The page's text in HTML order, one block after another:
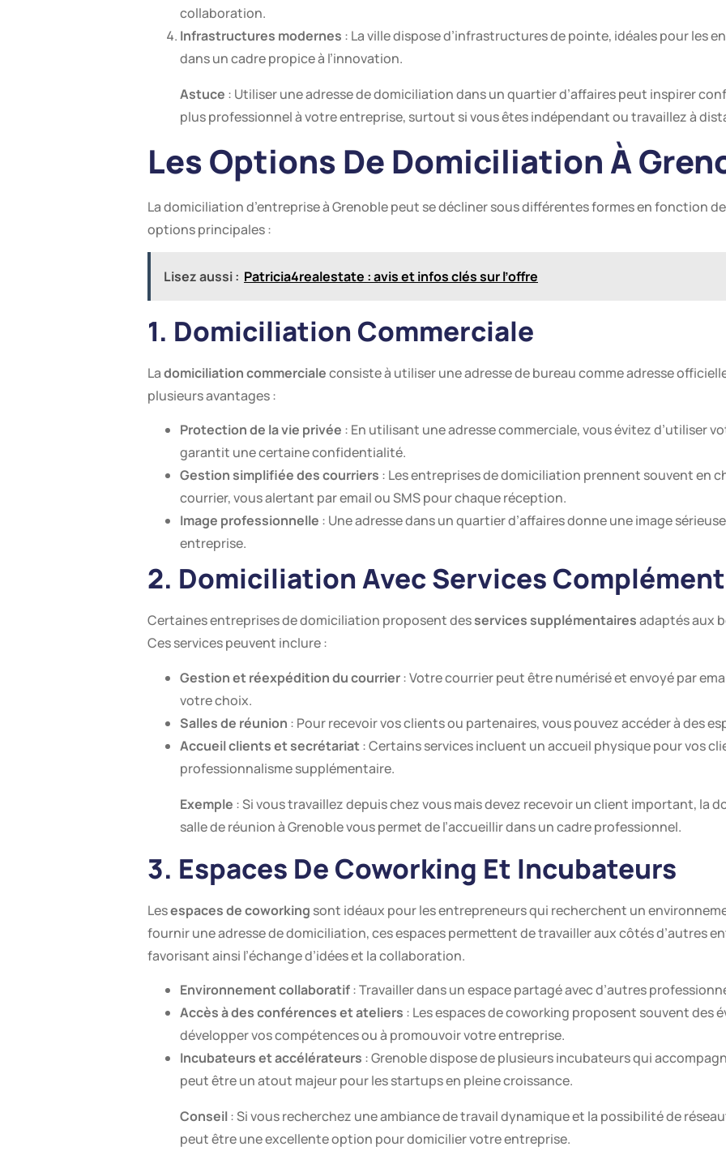
collaboration.
Infrastructures modernes : La ville dispose d’infrastructures de pointe, idéales pour les
dans un cadre propice à l’innovation.
Astuce : Utiliser une adresse de domiciliation dans un quartier d’affaires peut inspirer
plus professionnel à votre entreprise, surtout si vous êtes indépendant ou travaillez à
Les Options De Domiciliation À
La domiciliation d’entreprise à Grenoble peut se décliner sous différentes formes en fonction
options principales :
Lisez aussi : Patricia4realestate : avis et infos clés sur l’offre
1. Domiciliation Commerciale
Ladomiciliation commercialeconsiste à utiliser une adresse de bureau comme adresse
plusieurs avantages :
Protection de la vie privée : En utilisant une adresse commerciale, vous évitez d’utiliser
garantit une certaine confidentialité.
Gestion simplifiée des courriers : Les entreprises de domiciliation prennent souvent en
courrier, vous alertant par email ou SMS pour chaque réception.
Image professionnelle : Une adresse dans un quartier d’affaires donne une image
entreprise.
2. Domiciliation Avec Services
Certaines entreprises de domiciliation proposent desservices supplémentairesadaptés aux
Ces services peuvent inclure :
Gestion et réexpédition du courrier: Votre courrier peut être numérisé et envoyé par
votre choix.
Salles de réunion : Pour recevoir vos clients ou partenaires, vous pouvez accéder à des
Accueil clients et secrétariat: Certains services incluent un accueil physique pour vos
professionnalisme supplémentaire.
Exemple : Si vous travaillez depuis chez vous mais devez recevoir un client important, la
salle de réunion à Grenoble vous permet de l’accueillir dans un cadre professionnel.
3. Espaces De Coworking Et Incubateurs
Lesespaces de coworking sont idéaux pour les entrepreneurs qui recherchent un
fournir une adresse de domiciliation, ces espaces permettent de travailler aux côtés d’autres
favorisant ainsi l’échange d’idées et la collaboration.
Environnement collaboratif: Travailler dans un espace partagé avec d’autres
Accès à des conférences et ateliers : Les espaces de coworking proposent souvent des
développer vos compétences ou à promouvoir votre entreprise.
Incubateurs et accélérateurs : Grenoble dispose de plusieurs incubateurs qui
peut être un atout majeur pour les startups en pleine croissance.
Conseil: Si vous recherchez une ambiance de travail dynamique et la possibilité de
peut être une excellente option pour domicilier votre entreprise.